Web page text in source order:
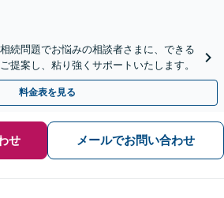
続問題でお悩みの相談者さまに、できる
提案し、粘り強くサポートいたします。
料金表を見る
せ メールでお問い合わせ